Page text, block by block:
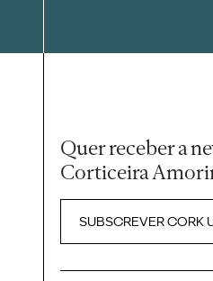
Quer receber a
Corticeira
SUBSCREVER CORK